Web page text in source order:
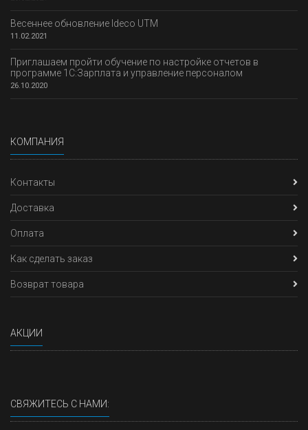
Весеннее обновление Ideco UTM
11.02.2021
Приглашаем пройти обучение по настройке отчетов в
программе 1С:Зарплата и управление персоналом
26.10.2020
КОМПАНИЯ
Контакты
Доставка
Оплата
Как сделать заказ
Возврат товара
АКЦИИ
СВЯЖИТЕСЬ С НАМИ: